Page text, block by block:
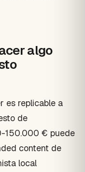
algo
es replicable a
de
150.000 € puede
content de
local